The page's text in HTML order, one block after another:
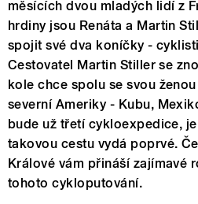
měsících dvou mladých lidí z
hrdiny jsou Renáta a Martin
spojit své dva koníčky -
Cestovatel Martin Stiller se
kole chce spolu se svou
severní Ameriky - Kubu,
bude už třetí cykloexpedice,
takovou cestu vydá poprvé.
Králové vám přináší zajímavé
tohoto cykloputování.